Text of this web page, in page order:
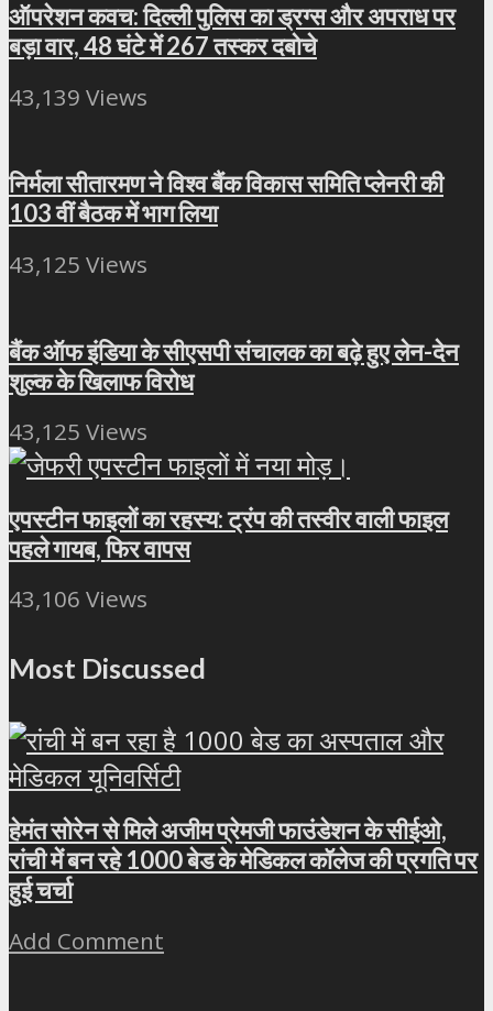
ऑपरेशन कवच: दिल्ली पुलिस का ड्रग्स और अपराध पर
बड़ा वार, 48 घंटे में 267 तस्कर दबोचे
43,139 Views
निर्मला सीतारमण ने विश्व बैंक विकास समिति प्लेनरी की
103 वीं बैठक में भाग लिया
43,125 Views
बैंक ऑफ इंडिया के सीएसपी संचालक का बढ़े हुए लेन-देन
शुल्क के खिलाफ विरोध
43,125 Views
एपस्टीन फाइलों का रहस्य: ट्रंप की तस्वीर वाली फाइल
पहले गायब, फिर वापस
43,106 Views
Most Discussed
हेमंत सोरेन से मिले अजीम प्रेमजी फाउंडेशन के सीईओ,
रांची में बन रहे 1000 बेड के मेडिकल कॉलेज की प्रगति पर
हुई चर्चा
Add Comment